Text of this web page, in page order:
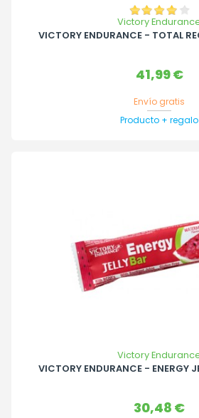
Victory
VICTORY ENDURANCE - TOTAL
Precio
41,99 €
Envío gratis
Producto + regalo
Victory
VICTORY ENDURANCE - ENERGY
Precio
30,48 €